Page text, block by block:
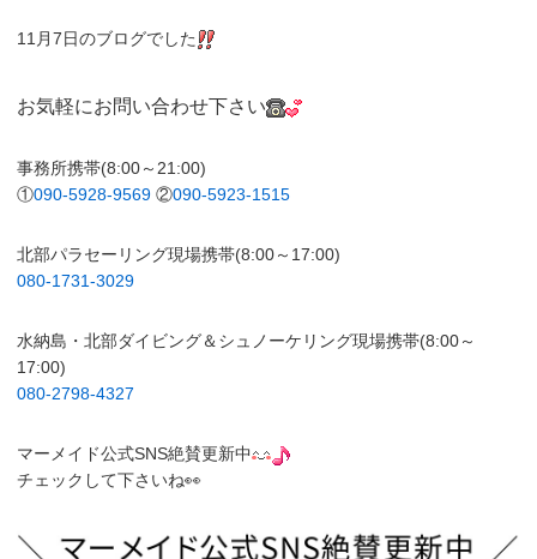
11月7日のブログでした
お気軽にお問い合わせ下さい
事務所携帯(8:00～21:00)
①090-5928-9569 ②090-5923-1515
北部パラセーリング現場携帯(8:00～17:00)
080-1731-3029
水納島・北部ダイビング＆シュノーケリング現場携帯(8:00～
17:00)
080-2798-4327
マーメイド公式SNS絶賛更新中
チェックして下さいね👀